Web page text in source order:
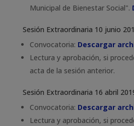
Municipal de Bienestar Social".
Sesión Extraordinaria 10 junio
Convocatoria: Descargar
Lectura y aprobación, si
acta de la sesión anterior.
Sesión Extraordinaria 16 abril
Convocatoria: Descargar
Lectura y aprobación, si